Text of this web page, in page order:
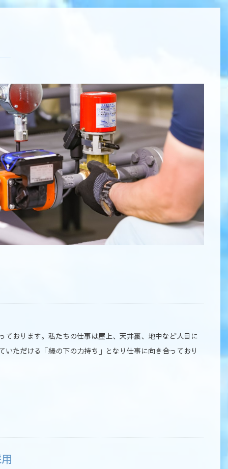
おります。私たちの仕事は屋上、天井裏、地中など人目に
ただける「縁の下の力持ち」となり仕事に向き合っており